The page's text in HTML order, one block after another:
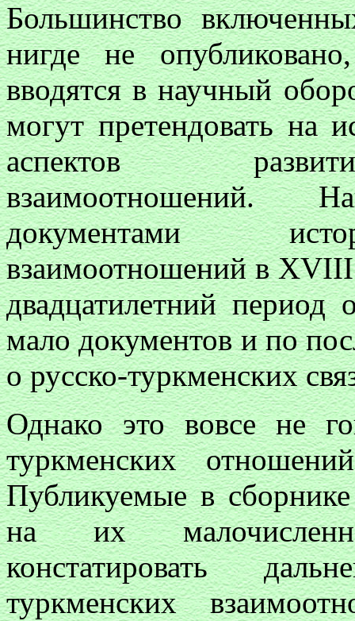
Большинство
нигде не
вводятся в научный
могут претендовать на
аспектов
взаимоотношений.
документами
взаимоотношений в XVIII
двадцатилетний период
мало документов и по
о русско-туркменских
Однако это вовсе не
туркменских
Публикуемые в
на их
констатировать
туркменских